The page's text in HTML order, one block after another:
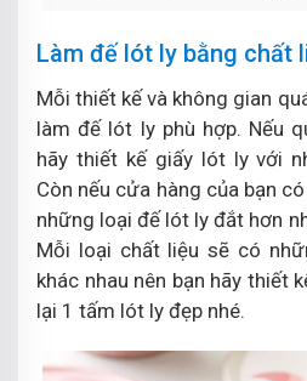
Làm đế lót ly bằng chất
Mỗi thiết kế và không gian
làm đế lót ly phù hợp. Nếu
hãy thiết kế giấy lót ly với
Còn nếu cửa hàng của bạn
những loại đế lót ly đắt hơn
Mỗi loại chất liệu sẽ có
khác nhau nên bạn hãy thiết
lại 1 tấm lót ly đẹp nhé.